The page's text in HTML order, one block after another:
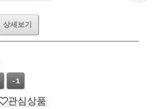
상세보기
-1
관심상품